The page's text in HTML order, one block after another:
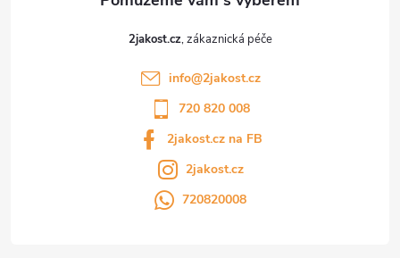
2jakost.cz
info@2jakost.cz
720 820 008
2jakost.cz na FB
2jakost.cz
720820008